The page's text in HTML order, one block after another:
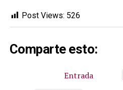
Post Views: 526
Comparte esto:
Entrada